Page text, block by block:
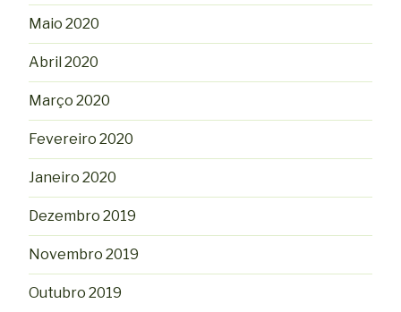
Maio 2020
Abril 2020
Março 2020
Fevereiro 2020
Janeiro 2020
Dezembro 2019
Novembro 2019
Outubro 2019